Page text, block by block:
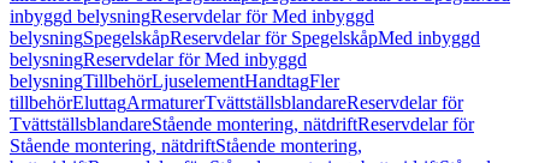
inbyggd belysningReservdelar för Med inbyggd
belysningSpegelskåpReservdelar för SpegelskåpMed inbyggd
belysningReservdelar för Med inbyggd
belysningTillbehörLjuselementHandtagFler
tillbehörEluttagArmaturerTvättställsblandareReservdelar för
TvättställsblandareStående montering, nätdriftReservdelar för
Stående montering, nätdriftStående montering,